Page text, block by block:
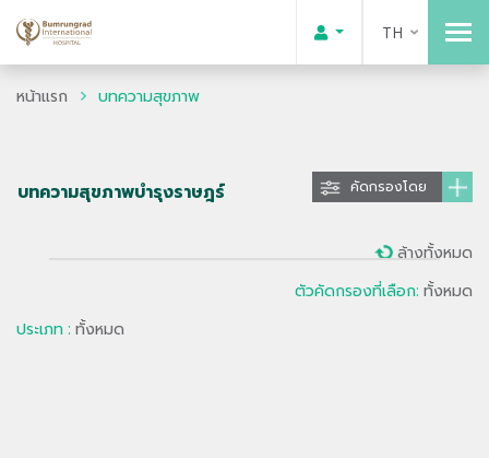
TH
หน้าแรก บทความสุขภาพ
บทความสุขภาพบำรุงราษฎร์ คัดกรองโดย
ตัวคัดกรองที่เลือก: ทั้งหมด
ประเภท : ทั้งหมด
ล้างทั้งหมด